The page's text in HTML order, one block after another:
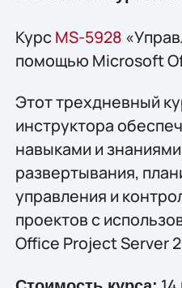
КурсMS-5928
помощью Microsoft
Этот трехдневный
инструктора
навыками и
развертывания,
управления и
проектов с
Office Project Server